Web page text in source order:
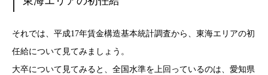
それでは、平成17年賃金構造基本統計調査から、東海エリアの初
任給について見てみましょう。
大卒について見てみると、全国水準を上回っているのは、愛知県